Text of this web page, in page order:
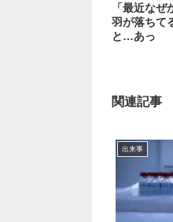
「最近な
羽が落ちて
と…あっ
関連記事
出来事